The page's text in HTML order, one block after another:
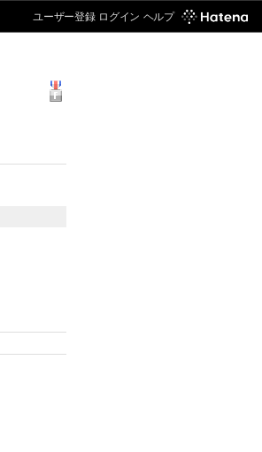
ユーザー登録 ログイン ヘルプ